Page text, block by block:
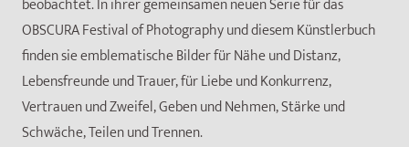
beobachtet. In ihrer gemeinsamen neuen Serie für das
OBSCURA Festival of Photography und diesem Künstlerbuch
finden sie emblematische Bilder für Nähe und Distanz,
Lebensfreunde und Trauer, für Liebe und Konkurrenz,
Vertrauen und Zweifel, Geben und Nehmen, Stärke und
Schwäche, Teilen und Trennen.